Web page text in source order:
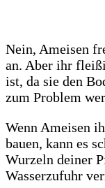
Nein, Ameisen
an. Aber ihr
ist, da sie den
zum Problem
Wenn Ameisen
bauen, kann es
Wurzeln deiner
Wasserzufuhr